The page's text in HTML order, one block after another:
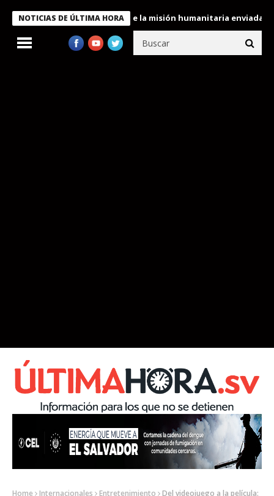
NOTICIAS DE ÚLTIMA HORA
condecora a miembros de la misión humanitaria enviada a
Home Internacionales Entretenimiento
Del videojuego a la película: